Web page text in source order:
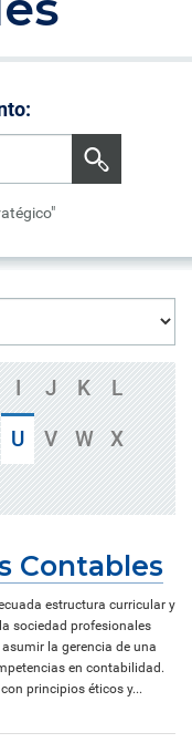
I J K
L
U V W
X
Contables
estructura curricular y
sociedad profesionales
la gerencia de una
en contabilidad.
principios éticos y...